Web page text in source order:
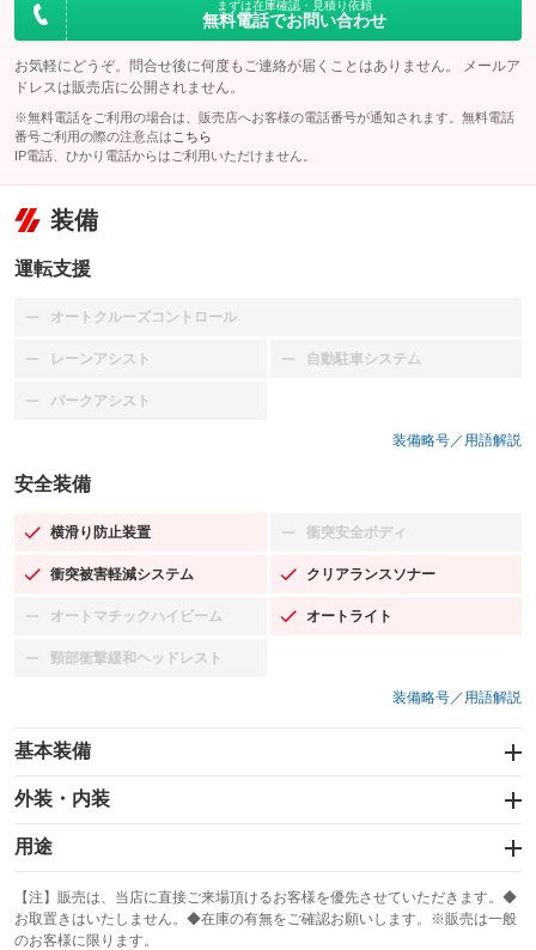
まずは在庫確認・見積り依頼
無料電話でお問い合わせ
お気軽にどうぞ。問合せ後に何度もご連絡が届くことはありません。 メールア
ドレスは販売店に公開されません。
※無料電話をご利用の場合は、販売店へお客様の電話番号が通知されます。無料電話
番号ご利用の際の注意点は こちら
IP電話、ひかり電話からはご利用いただけません。
装備
運転支援
オートクルーズコントロール
：装備なし
レーンアシスト
：装備なし 自動駐車システム
：装備なし
パークアシスト
：装備なし
装備略号／用語解説
安全装備
横滑り防止装置
：装備あり 衝突安全ボディ
：装備なし
衝突被害軽減システム
：装備あり クリアランスソナー
：装備あり
オートマチックハイビーム
：装備なし オートライト
：装備あり
頸部衝撃緩和ヘッドレスト
：装備なし
装備略号／用語解説
基本装備
エアバッグ：運転席/助手席
：装備あり
：装備なし
エアコン
：装備あり Wエアコン
：装備なし
外装・内装
カーナビ
：装備なし
：装備なし
オーディオ
：装備なし
用途
冷凍（中温 -5℃）
：装備なし 冷凍（低温 -20℃）
：装備なし
冷凍（超低温 -30℃以下）
：装備なし 冷蔵
【注】販売は、当店に直接ご来場頂けるお客様を優先させていただきます。◆
お取置きはいたしません。◆在庫の有無をご確認お願いします。※販売は一般
のお客様に限ります。